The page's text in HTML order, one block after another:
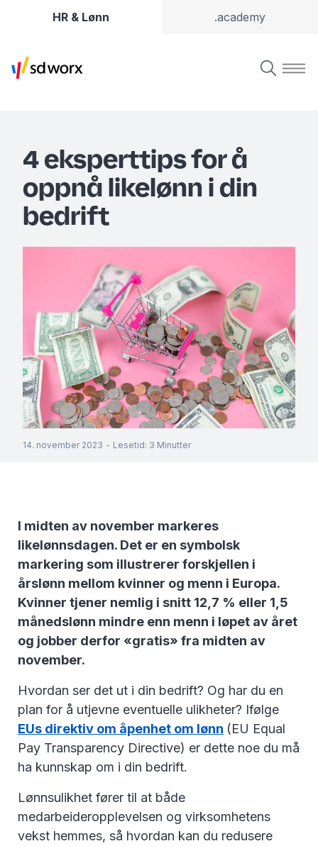
HR & Lønn .academy
4 eksperttips for å
oppnå likelønn i din
bedrift
14. november 2023 - Lesetid: 3 Minutter
I midten av november markeres
likelønnsdagen. Det er en symbolsk
markering som illustrerer forskjellen i
årslønn mellom kvinner og menn i Europa.
Kvinner tjener nemlig i snitt 12,7 % eller 1,5
månedslønn mindre enn menn i løpet av året
og jobber derfor «gratis» fra midten av
november.
Hvordan ser det ut i din bedrift? Og har du en
plan for å utjevne eventuelle ulikheter? Ifølge
EUs direktiv om åpenhet om lønn (EU Equal
Pay Transparency Directive) er dette noe du må
ha kunnskap om i din bedrift.
Lønnsulikhet fører til at både
medarbeideropplevelsen og virksomhetens
vekst hemmes, så hvordan kan du redusere